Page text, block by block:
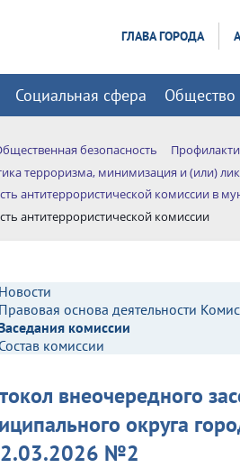
ГЛАВА ГОРОДА
Социальная сфера Общество
безопасность
терроризма, минимизация и (или)
антитеррористической комиссии в
антитеррористической комиссии
Новости
Правовая основа деятельности
комиссии
Состав комиссии
внеочередного
округа
№2